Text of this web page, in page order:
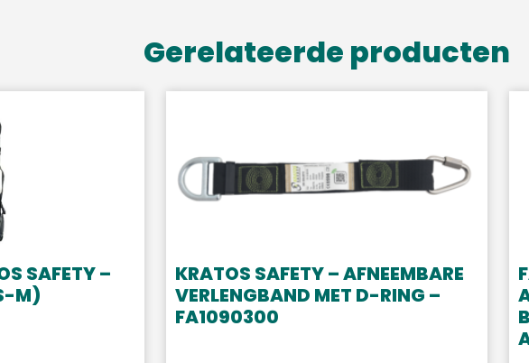
Gerelateerde producten
SAFETY –
M)
KRATOS SAFETY – AFNEEMBARE
VERLENGBAND MET D-RING –
FA1090300